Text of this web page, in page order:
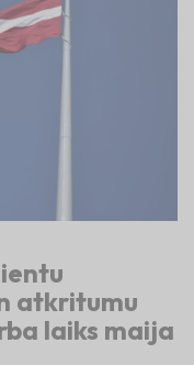
atkritumu
laiks maija